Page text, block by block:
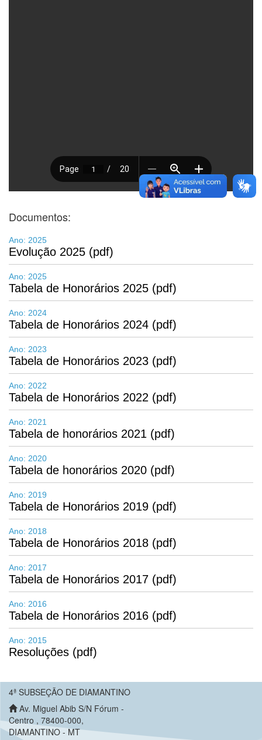
Documentos:
Ano: 2025
Evolução 2025 (pdf)
Ano: 2025
Tabela de Honorários 2025 (pdf)
Ano: 2024
Tabela de Honorários 2024 (pdf)
Ano: 2023
Tabela de Honorários 2023 (pdf)
Ano: 2022
Tabela de Honorários 2022 (pdf)
Ano: 2021
Tabela de honorários 2021 (pdf)
Ano: 2020
Tabela de honorários 2020 (pdf)
Ano: 2019
Tabela de Honorários 2019 (pdf)
Ano: 2018
Tabela de Honorários 2018 (pdf)
Ano: 2017
Tabela de Honorários 2017 (pdf)
Ano: 2016
Tabela de Honorários 2016 (pdf)
Ano: 2015
Resoluções (pdf)
4ª SUBSEÇÃO DE DIAMANTINO
Av. Miguel Abib S/N Fórum -
Centro , 78400-000,
DIAMANTINO - MT